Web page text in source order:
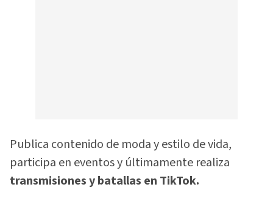
Publica contenido de moda y estilo de vida,
participa en eventos y últimamente realiza
transmisiones y batallas en TikTok.